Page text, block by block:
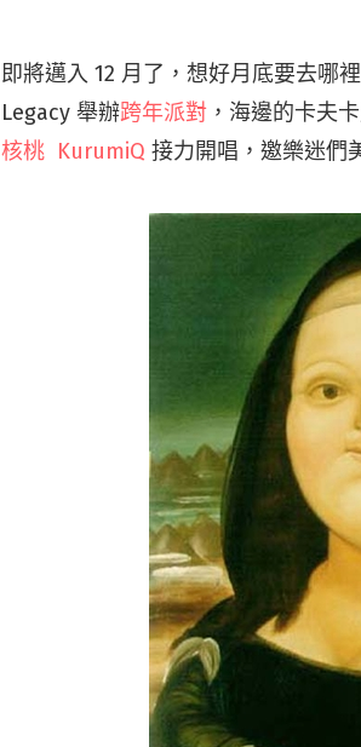
即將邁入 12 月了，想好月底要去哪
Legacy 舉辦跨年派對 ，海邊的卡夫
核桃 KurumiQ 接力開唱，邀樂迷們